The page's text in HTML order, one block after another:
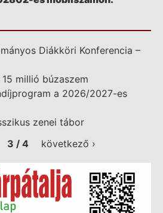
Diákköri Konferencia –
millió búzaszem
a 2026/2027-es
zenei tábor
3 / 4 következő ›